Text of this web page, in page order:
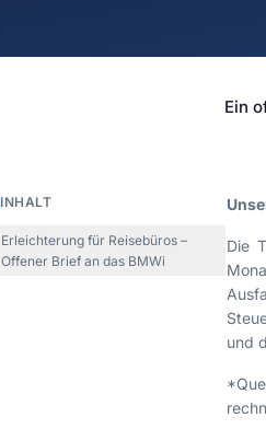
Ein
INHALT
Erleichterung für Reisebüros –
Offener Brief an das BMWi
Die
und